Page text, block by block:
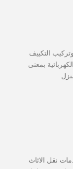
التكييف
بمعنى
نقل الاثاث